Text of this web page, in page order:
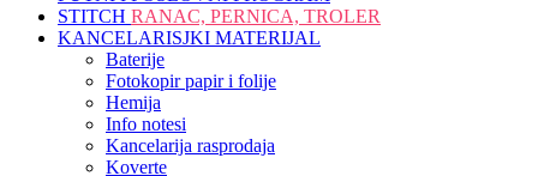
STITCH RANAC, PERNICA, TROLER
KANCELARISJKI MATERIJAL
Baterije
Fotokopir papir i folije
Hemija
Info notesi
Kancelarija rasprodaja
Koverte